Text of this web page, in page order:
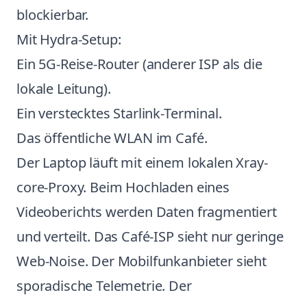
blockierbar.
Mit Hydra-Setup:
Ein 5G-Reise-Router (anderer ISP als die
lokale Leitung).
Ein verstecktes Starlink-Terminal.
Das öffentliche WLAN im Café.
Der Laptop läuft mit einem lokalen Xray-
core-Proxy. Beim Hochladen eines
Videoberichts werden Daten fragmentiert
und verteilt. Das Café-ISP sieht nur geringe
Web-Noise. Der Mobilfunkanbieter sieht
sporadische Telemetrie. Der